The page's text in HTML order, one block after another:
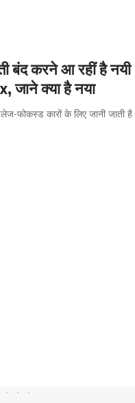
बंद करने आ रहीं है नयी
जाने क्या है नया
फोकस्ड कारों के लिए जानी जाती है